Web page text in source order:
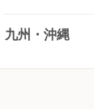
九州・沖縄